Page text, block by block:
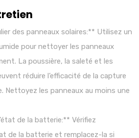
des panneaux solaires:** Utilisez un
pour nettoyer les panneaux
La poussière, la saleté et les
réduire l’efficacité de la capture
Nettoyez les panneaux au moins une
de la batterie:** Vérifiez
de la batterie et remplacez-la si